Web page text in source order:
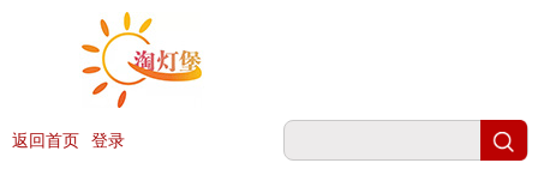
返回首页 登录